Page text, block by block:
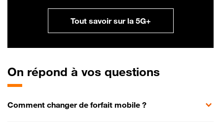
Tout savoir sur la 5G+
On répond à vos questions
Comment changer de forfait mobile ?